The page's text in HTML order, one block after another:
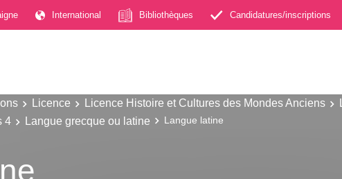
International Bibliothèques Candidatures/inscriptions
Licence Licence Histoire et Cultures des Mondes Anciens
4
Langue grecque ou latine Langue latine